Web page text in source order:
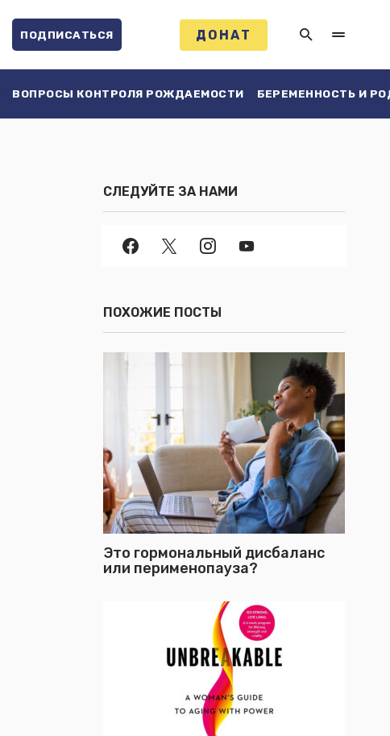
ПОДПИСАТЬСЯ ДОНАТ
ВОПРОСЫ КОНТРОЛЯ РОЖДАЕМОСТИ БЕРЕМЕННОСТЬ И
СЛЕДУЙТЕ ЗА НАМИ
ПОХОЖИЕ ПОСТЫ
Это гормональный дисбаланс
или перименопауза?